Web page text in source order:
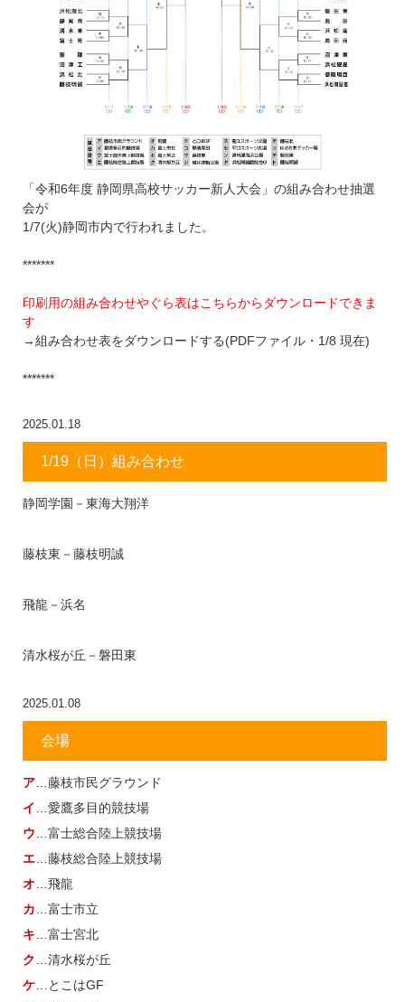
「令和6年度 静岡県高校サッカー新人大会」の組み合わせ抽選
会が
1/7(火)静岡市内で行われました。
*******
印刷用の組み合わせやぐら表はこちらからダウンロードできま
す
→組み合わせ表をダウンロードする(PDFファイル・1/8 現在)
*******
2025.01.18
1/19（日）組み合わせ
静岡学園－東海大翔洋
藤枝東－藤枝明誠
飛龍－浜名
清水桜が丘－磐田東
2025.01.08
会場
ア…藤枝市民グラウンド
イ …愛鷹多目的競技場
ウ…富士総合陸上競技場
エ…藤枝総合陸上競技場
オ…飛龍
カ…富士市立
キ…富士宮北
ク …清水桜が丘
ケ…とこはGF